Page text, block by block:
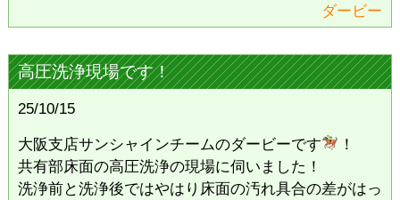
ダービー
高圧洗浄現場です！
25/10/15
大阪支店サンシャインチームのダービーです
！
共有部床面の高圧洗浄の現場に伺いました！
洗浄前と洗浄後ではやはり床面の汚れ具合の差がはっ